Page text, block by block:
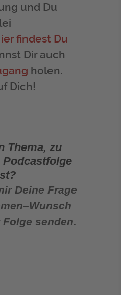
und Du
findest Du
Dir auch
holen.
Dich!
Thema, zu
Podcastfolge
Deine Frage
senden.